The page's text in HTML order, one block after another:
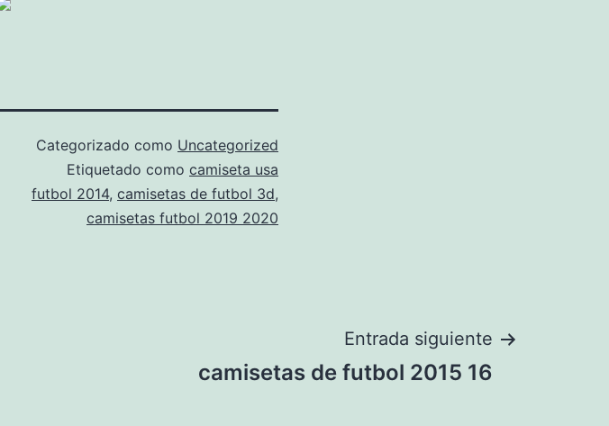
Categorizado como Uncategorized
Etiquetado como camiseta usa
futbol 2014, camisetas de futbol 3d,
camisetas futbol 2019 2020
Entrada siguiente
camisetas de futbol 2015 16